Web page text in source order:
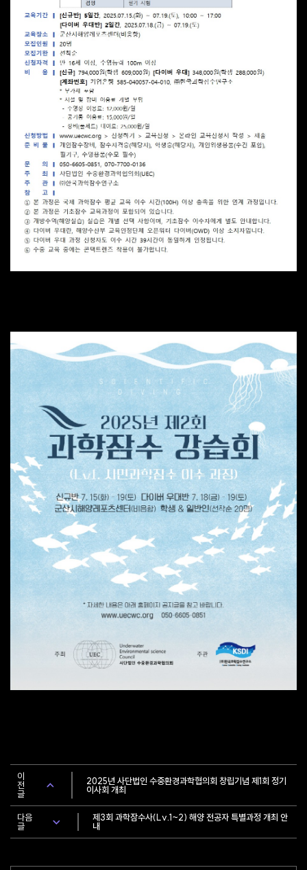
이
전
글
2025년 사단법인 수중환경과학협의회 창립기념 제1회 정기
이사회 개최
다음
글
제3회 과학잠수사(Lv.1~2) 해양 전공자 특별과정 개최 안
내